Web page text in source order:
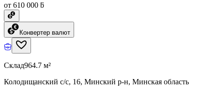
от 610 000 ƃ
Конвертер валют
Склад964.7 м²
Колодищанский с/с, 16, Минский р-н, Минская область